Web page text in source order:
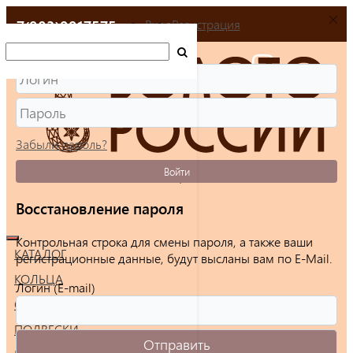
+7(903)9917575
КАТАЛОГ
КОЛЬЦА
СЕРЬГИ
ПОДВЕСКИ
ВходРегистрация
Забыли пароль?
Войти
Восстановление пароля
Контрольная строка для смены пароля, а также ваши
регистрационные данные, будут высланы вам по E-Mail.
Логин (E-mail)